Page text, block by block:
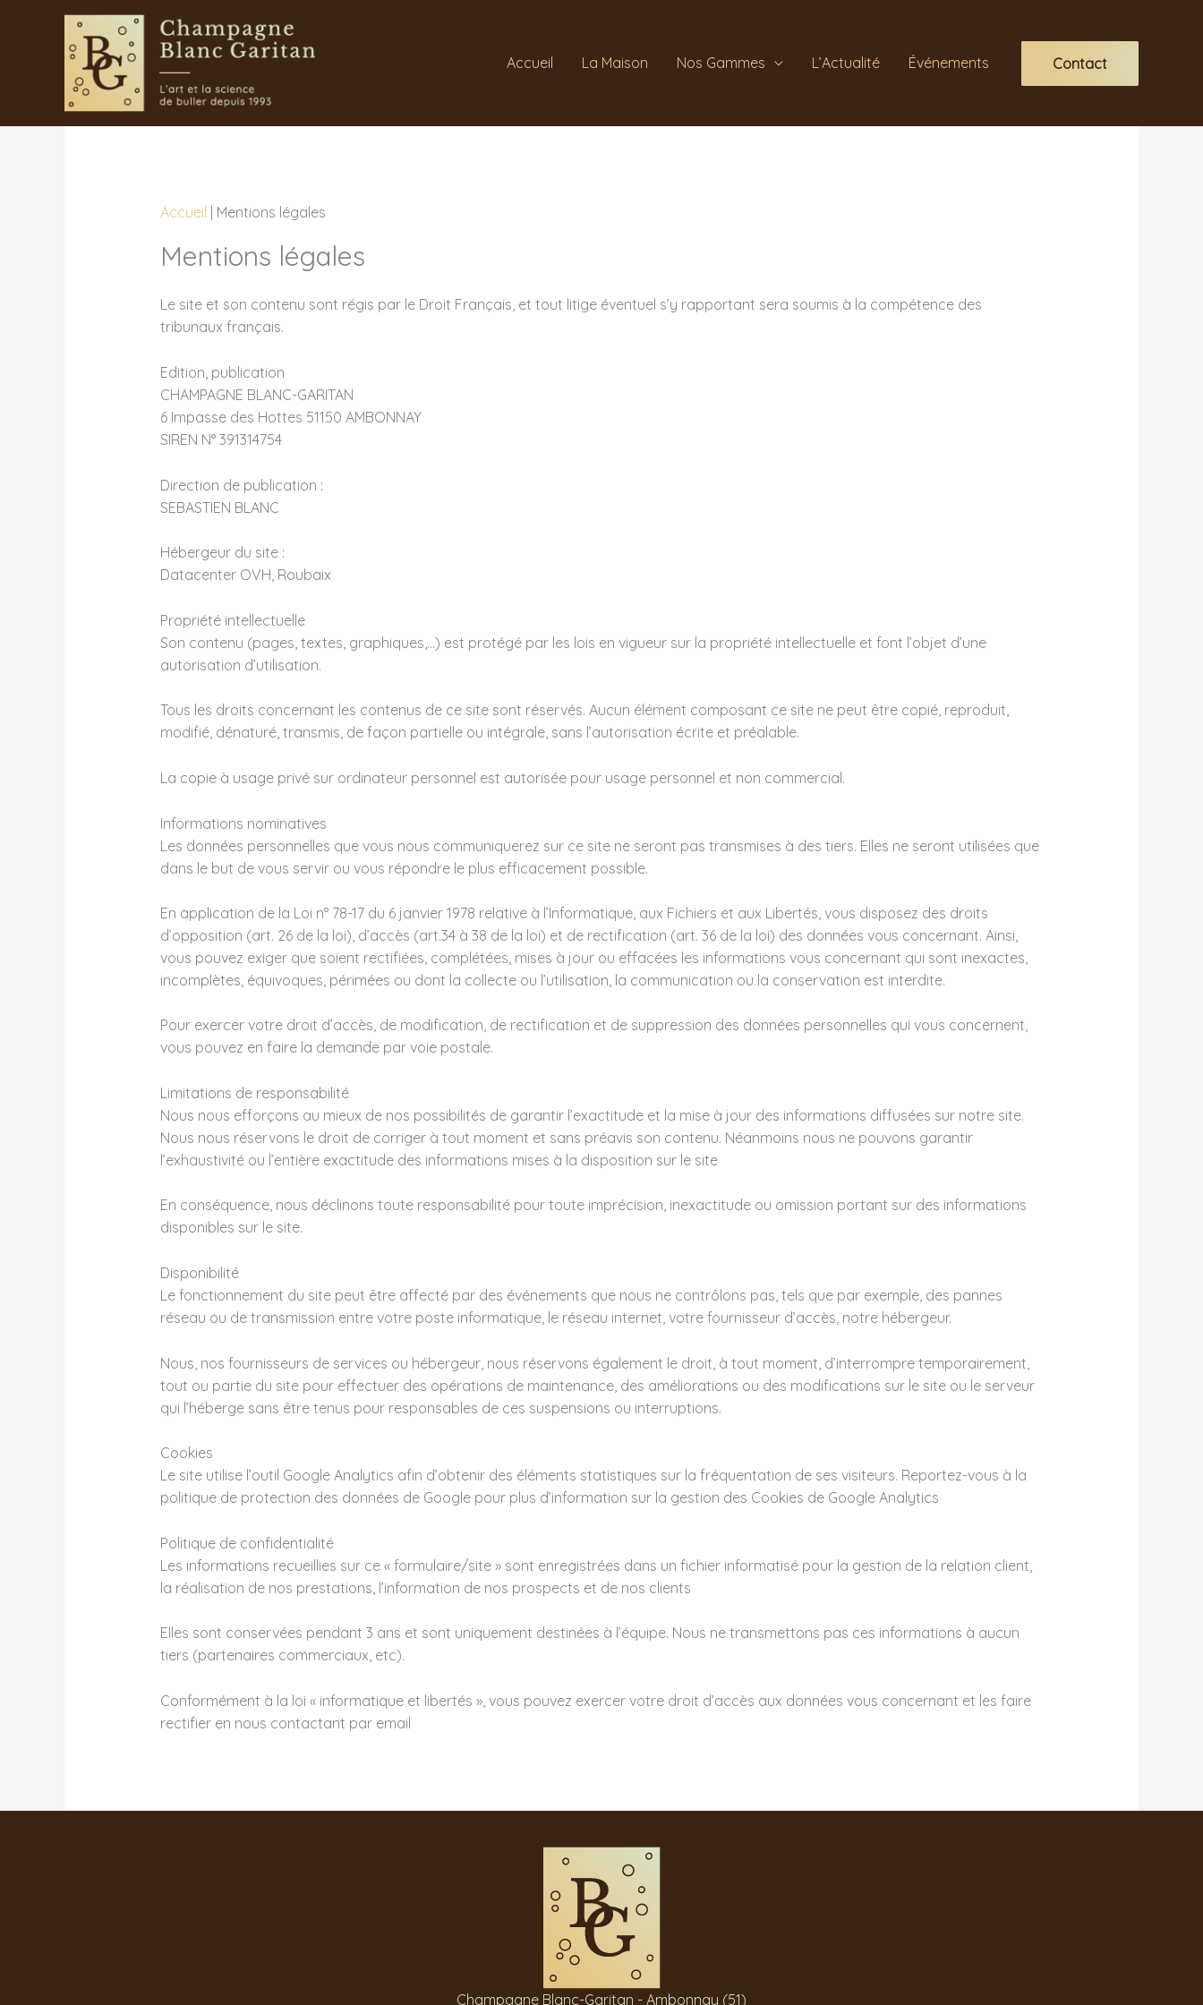
Accueil La Maison Nos Gammes L’Actualité Événements Contact
Accueil Mentions légales
Mentions légales
Le site et son contenu sont régis par le Droit Français, et tout litige éventuel s’y rapportant sera soumis à la compétence des
tribunaux français.
Edition, publication
CHAMPAGNE BLANC-GARITAN
6 Impasse des Hottes 51150 AMBONNAY
SIREN N° 391314754
Direction de publication :
SEBASTIEN BLANC
Hébergeur du site :
Datacenter OVH, Roubaix
Propriété intellectuelle
Son contenu (pages, textes, graphiques,…) est protégé par les lois en vigueur sur la propriété intellectuelle et font l’objet d’une
autorisation d’utilisation.
Tous les droits concernant les contenus de ce site sont réservés. Aucun élément composant ce site ne peut être copié, reproduit,
modifié, dénaturé, transmis, de façon partielle ou intégrale, sans l’autorisation écrite et préalable.
La copie à usage privé sur ordinateur personnel est autorisée pour usage personnel et non commercial.
Informations nominatives
Les données personnelles que vous nous communiquerez sur ce site ne seront pas transmises à des tiers. Elles ne seront utilisées que
dans le but de vous servir ou vous répondre le plus efficacement possible.
En application de la Loi n° 78-17 du 6 janvier 1978 relative à l’Informatique, aux Fichiers et aux Libertés, vous disposez des droits
d’opposition (art. 26 de la loi), d’accès (art.34 à 38 de la loi) et de rectification (art. 36 de la loi) des données vous concernant. Ainsi,
vous pouvez exiger que soient rectifiées, complétées, mises à jour ou effacées les informations vous concernant qui sont inexactes,
incomplètes, équivoques, périmées ou dont la collecte ou l’utilisation, la communication ou la conservation est interdite.
Pour exercer votre droit d’accès, de modification, de rectification et de suppression des données personnelles qui vous concernent,
vous pouvez en faire la demande par voie postale.
Limitations de responsabilité
Nous nous efforçons au mieux de nos possibilités de garantir l’exactitude et la mise à jour des informations diffusées sur notre site.
Nous nous réservons le droit de corriger à tout moment et sans préavis son contenu. Néanmoins nous ne pouvons garantir
l’exhaustivité ou l’entière exactitude des informations mises à la disposition sur le site
En conséquence, nous déclinons toute responsabilité pour toute imprécision, inexactitude ou omission portant sur des informations
disponibles sur le site.
Disponibilité
Le fonctionnement du site peut être affecté par des événements que nous ne contrôlons pas, tels que par exemple, des pannes
réseau ou de transmission entre votre poste informatique, le réseau internet, votre fournisseur d’accès, notre hébergeur.
Nous, nos fournisseurs de services ou hébergeur, nous réservons également le droit, à tout moment, d’interrompre temporairement,
tout ou partie du site pour effectuer des opérations de maintenance, des améliorations ou des modifications sur le site ou le serveur
qui l’héberge sans être tenus pour responsables de ces suspensions ou interruptions.
Cookies
Le site utilise l’outil Google Analytics afin d’obtenir des éléments statistiques sur la fréquentation de ses visiteurs. Reportez-vous à la
politique de protection des données de Google pour plus d’information sur la gestion des Cookies de Google Analytics
Politique de confidentialité
Les informations recueillies sur ce « formulaire/site » sont enregistrées dans un fichier informatisé pour la gestion de la relation client,
la réalisation de nos prestations, l’information de nos prospects et de nos clients
Elles sont conservées pendant 3 ans et sont uniquement destinées à l’équipe. Nous ne transmettons pas ces informations à aucun
tiers (partenaires commerciaux, etc).
Conformément à la loi « informatique et libertés », vous pouvez exercer votre droit d’accès aux données vous concernant et les faire
rectifier en nous contactant par email
Champagne Blanc-Garitan - Ambonnay (51)